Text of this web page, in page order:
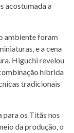
acostumada a
ambiente foram
e a cena
Higuchi revelou
híbrida
tradicionais
para os Titãs nos
da produção, o